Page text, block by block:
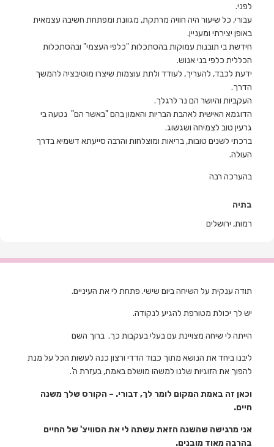
לפני.
עבורי, כל שיעור היה חוויה מרתקת, מגוונת ומפתחת חשיבה עצמאית
באופן יצירתי ומעניין.
חידשת בי תובנות עמוקות בהסתכלות "כלפי העצמי" ובהסתכלות
הכללית כלפי בני אנוש.
ידעת לכבד, להעריך, לעודד ולתת עוצמות שיצרו מוטיבציה להמשך
הדרך.
העקביות והיושר הם נר לרגלך.
הדוגמא האישית לאהבת הבריות והאמון בהם "באשר הם" נטעה בי
גרעין טוב לצמיחה ושגשוג.
ברכתי לשנים טובות, בריאות ומוצלחות והרבה סייעתא דשמיא בדרך
העולה.
בהערכה רבה
בתיה
רמות, ירושלים
תודה ענקית על השיחה ביום שישי. פתחת לי את העיניים.
יש לך יכולת מטורפת להגיע לנקודה.
הייתה לי שיחה מצויינת עם בעלי בעקבות כך. ברוך השם
ליבנו ביחד את הנושא מתוך כבוד הדדי ורצון כנה לעשות הכל על מנת
להפוך את הזוגיות שלנו למשהו מושלם באמת, בעזרת ה'.
וכאן זה באמת המקום לומר לך, דבורי. – הקורס שלך משנה
חיים.
אני מרגישה שהשנה הזאת עשתה לי את הסוויצ' של החיים
בהרבה מאוד מובנים.